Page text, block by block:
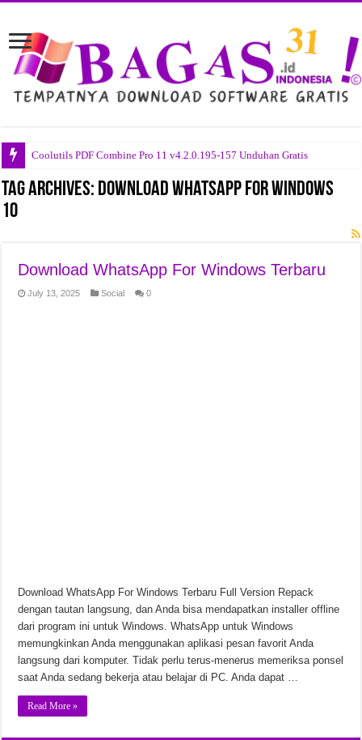
Coolutils PDF Combine Pro 11 v4.2.0.195-157 Unduhan Gratis
R-Studio v9.5.191810 Unduhan Gratis
Tag Archives: Download WhatsApp For Windows
10
Download WhatsApp For Windows Terbaru
July 13, 2025 Social 0
Download WhatsApp For Windows Terbaru Full Version Repack
dengan tautan langsung, dan Anda bisa mendapatkan installer offline
dari program ini untuk Windows. WhatsApp untuk Windows
memungkinkan Anda menggunakan aplikasi pesan favorit Anda
langsung dari komputer. Tidak perlu terus-menerus memeriksa ponsel
saat Anda sedang bekerja atau belajar di PC. Anda dapat …
Read More »